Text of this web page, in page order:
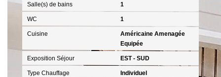
Salle(s) de bains 1
WC 1
Cuisine
Américaine Amenagée
Equipée
Exposition Séjour EST - SUD
Type Chauffage Individuel